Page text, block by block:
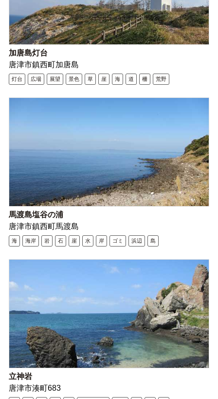
加唐島灯台
唐津市鎮西町加唐島
灯台 広場 展望 景色 草 崖 海 道 柵 荒野
馬渡島塩谷の浦
唐津市鎮西町馬渡島
海 海岸 岩 石 崖 水 岸 ゴミ 浜辺 島
立神岩
唐津市湊町683